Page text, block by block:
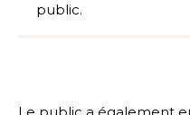
public.